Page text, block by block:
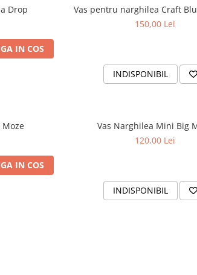
Drop
IN COS
Vas pentru narghilea Craft
150,00 Lei
INDISPONIBIL
IN COS
Vas Narghilea Mini Big
120,00 Lei
INDISPONIBIL